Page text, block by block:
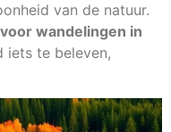
van de natuur.
wandelingen in
iets te beleven,